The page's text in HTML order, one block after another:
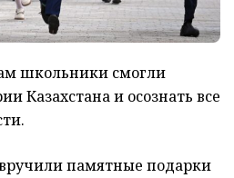
школьники смогли
Казахстана и осознать все
памятные подарки